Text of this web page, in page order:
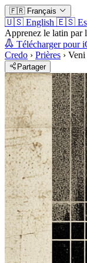
🇫🇷 Français
🇺🇸 English 🇪🇸
Apprenez le latin par
Télécharger pour
Credo › Prières › Veni
Partager